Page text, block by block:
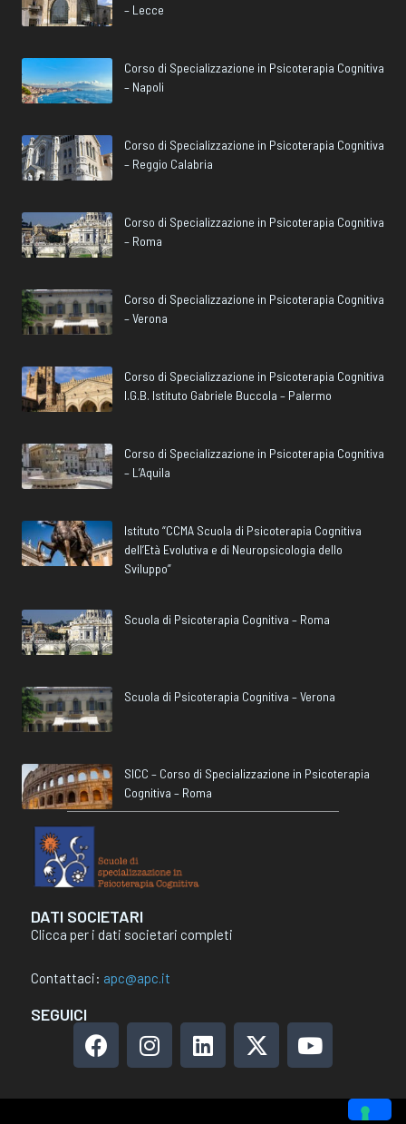
– Lecce
Corso di Specializzazione in Psicoterapia Cognitiva
– Napoli
Corso di Specializzazione in Psicoterapia Cognitiva
– Reggio Calabria
Corso di Specializzazione in Psicoterapia Cognitiva
– Roma
Corso di Specializzazione in Psicoterapia Cognitiva
– Verona
Corso di Specializzazione in Psicoterapia Cognitiva
I.G.B. Istituto Gabriele Buccola – Palermo
Corso di Specializzazione in Psicoterapia Cognitiva
– L’Aquila
Istituto “CCMA Scuola di Psicoterapia Cognitiva
dell’Età Evolutiva e di Neuropsicologia dello
Sviluppo”
Scuola di Psicoterapia Cognitiva – Roma
Scuola di Psicoterapia Cognitiva – Verona
SICC – Corso di Specializzazione in Psicoterapia
Cognitiva – Roma
DATI SOCIETARI
Clicca per i dati societari completi
Contattaci: apc@apc.it
SEGUICI
F
a
e
I
n
t
L
i
k
X
-
w
Y
o
t